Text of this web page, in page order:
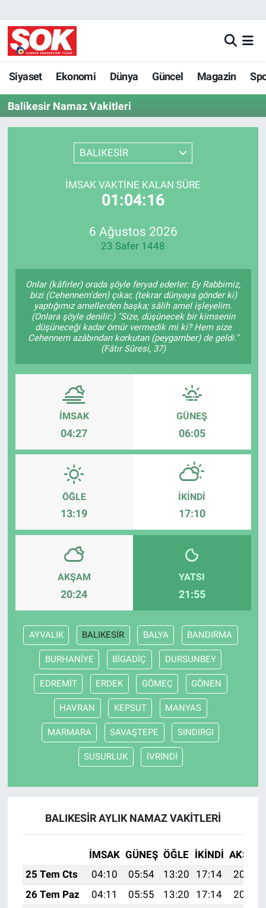
Siyaset Ekonomi Dünya Güncel Magazin
Balikesir Namaz Vakitleri
BALIKESİR
İMSAK VAKTINE KALAN SÜRE
01:04:16
6 Ağustos 2026
23 Safer 1448
Onlar (kâfirler) orada şöyle feryad ederler: Ey Rabbimiz,
bizi (Cehennem'den) çıkar, (tekrar dünyaya gönder ki)
yaptığımız amellerden başka; sâlih amel işleyelim.
(Onlara şöyle denilir:) "Size, düşünecek bir kimsenin
düşüneceği kadar ömür vermedik mi ki? Hem size
Cehennem azâbından korkutan (peygamber) de geldi."
(Fâtır Sûresi, 37)
İMSAK
04:27
GÜNEŞ
06:05
ÖĞLE
13:19
İKINDI
17:10
AKŞAM
20:24
YATSI
21:55
AYVALIK BALIKESİR BALYA BANDIRMA
BURHANİYE BİGADİÇ DURSUNBEY
EDREMİT ERDEK GÖMEÇ GÖNEN
HAVRAN KEPSUT MANYAS
MARMARA SAVAŞTEPE SINDIRGI
SUSURLUK İVRİNDİ
BALIKESİR AYLIK NAMAZ VAKITLERI
İMSAK GÜNEŞ ÖĞLE İKINDI AKŞAM
25 Tem Cts
04:10 05:54 13:20 17:14
20:36
26 Tem Paz
04:11 05:55 13:20 17:14
20:35
GÜNDEM
DÜNYA
SPOR
KÜLTÜR SANAT
SAĞLIK
EKONOMİ
Keşfet
ASTROLOJİ
MANŞET
RESMİ İLANLAR
İLAN
Bize ulaşın
İletişim/Künye
Gözden Kaçmasın
İletişim (Künye)
Nöbetçi Eczaneler
Hava Durumu
İstanbul Namaz Vakitleri
Süper Lig Puan Durumu ve Fikstür
Son Dakika Haberleri